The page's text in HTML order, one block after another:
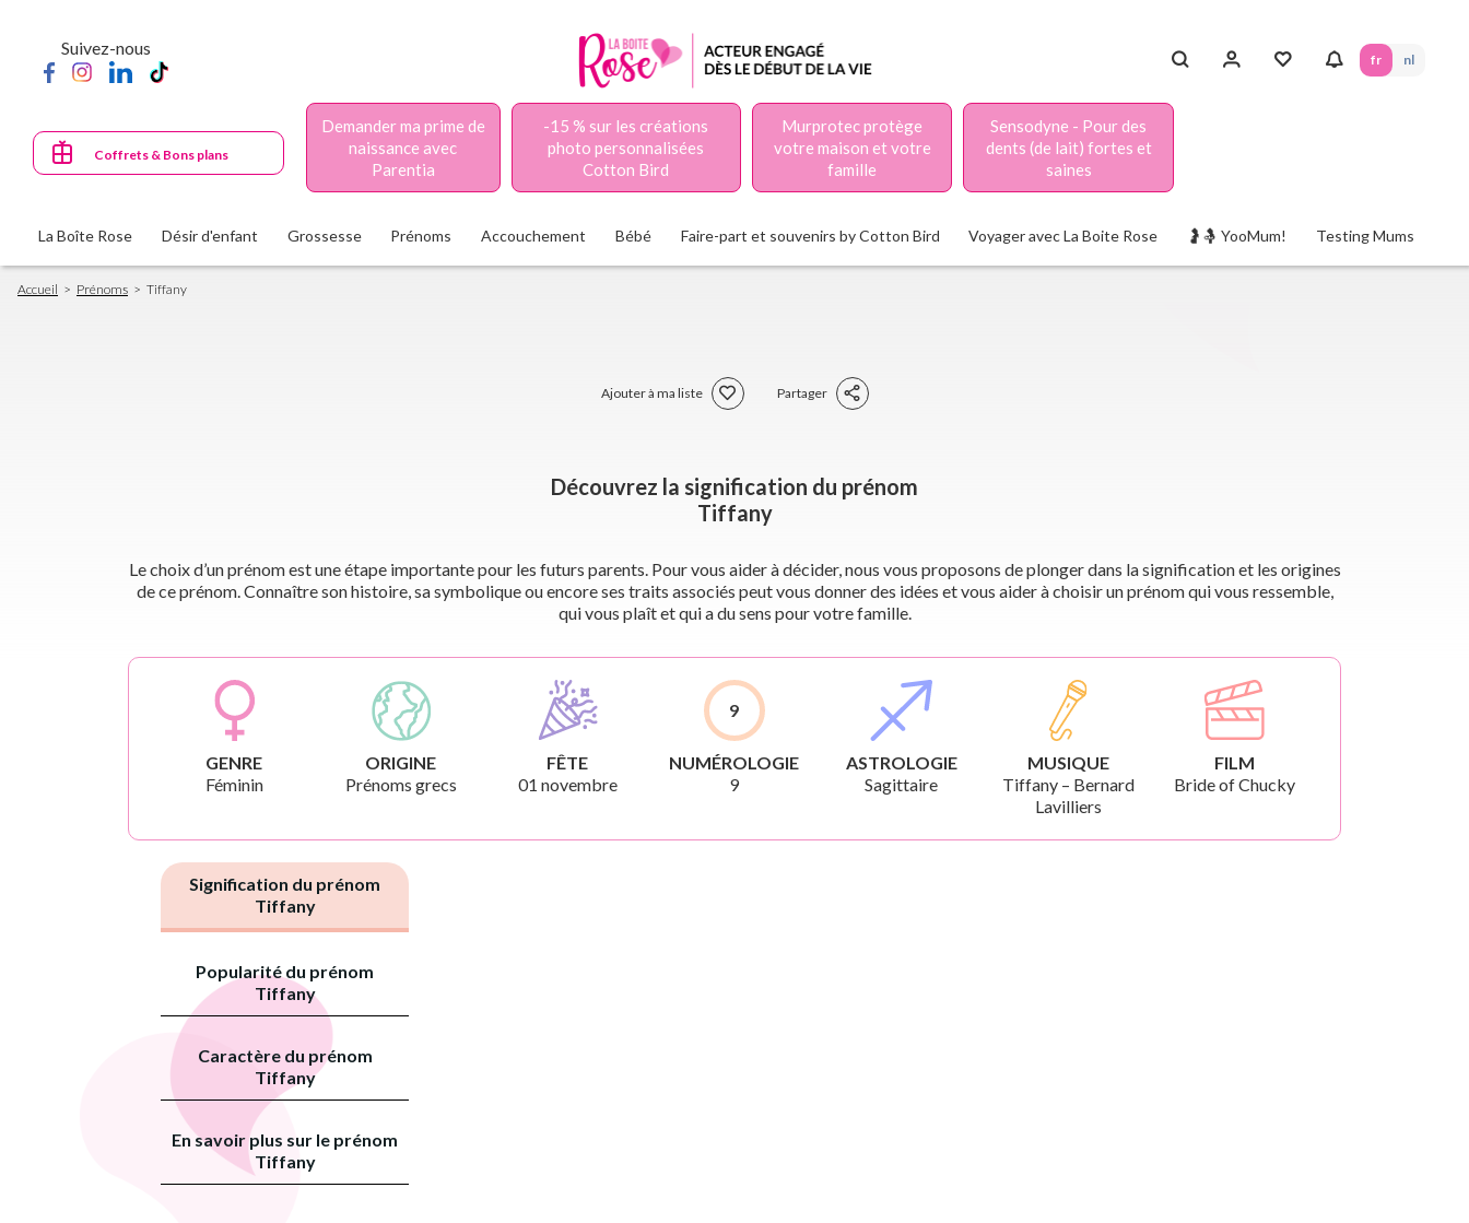
principal
Suivez-nous
fr nl
Coffrets & Bons plans
Demander ma prime de
naissance avec
Parentia
-15 % sur les créations
photo personnalisées
Cotton Bird
Murprotec protège
votre maison et votre
famille
Sensodyne - Pour des
dents (de lait) fortes et
saines
La Boîte Rose Désir d'enfant Grossesse Prénoms Accouchement Bébé Faire-part et souvenirs by Cotton Bird Voyager avec La Boite Rose 🤰🤱 YooMum! Testing Mums
Fil
d'Ariane
Accueil Prénoms Tiffany
Ajouter à ma liste Partager
Découvrez la signification du prénom
Tiffany
Le choix d’un prénom est une étape importante pour les futurs parents. Pour vous aider à décider, nous vous proposons de plonger dans la signification et les origines
de ce prénom. Connaître son histoire, sa symbolique ou encore ses traits associés peut vous donner des idées et vous aider à choisir un prénom qui vous ressemble,
qui vous plaît et qui a du sens pour votre famille.
GENRE
Féminin
ORIGINE
Prénoms grecs
FÊTE
01 novembre
9
NUMÉROLOGIE
9
ASTROLOGIE
Sagittaire
MUSIQUE
Tiffany – Bernard
Lavilliers
FILM
Bride of Chucky
Signification du prénom
Tiffany
Popularité du prénom
Tiffany
Caractère du prénom
Tiffany
En savoir plus sur le prénom
Tiffany